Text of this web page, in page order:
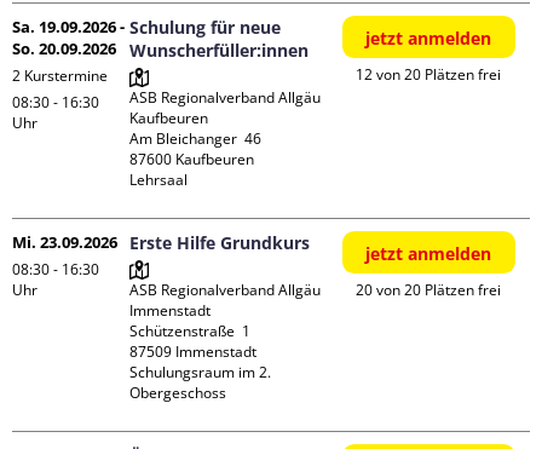
Sa. 19.09.2026 -
So. 20.09.2026
2 Kurstermine
08:30 - 16:30
Uhr
Schulung für neue
Wunscherfüller:innen
ASB Regionalverband Allgäu
Kaufbeuren
Am Bleichanger  46
87600 Kaufbeuren
Lehrsaal
jetzt anmelden
12 von 20 Plätzen frei
Mi. 23.09.2026
08:30 - 16:30
Uhr
Erste Hilfe Grundkurs
ASB Regionalverband Allgäu
Immenstadt
Schützenstraße  1
87509 Immenstadt
Schulungsraum im 2.
Obergeschoss
jetzt anmelden
20 von 20 Plätzen frei